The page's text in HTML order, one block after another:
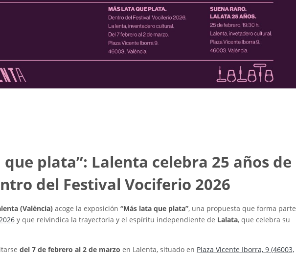
que plata”: Lalenta celebra 25 años de
del Festival Vociferio 2026
(València) acoge la exposición “Más lata que plata”, una propuesta que forma parte
y que reivindica la trayectoria y el espíritu independiente de Lalata, que celebra su
del 7 de febrero al 2 de marzo en Lalenta, situado en Plaza Vicente Iborra, 9 (46003,